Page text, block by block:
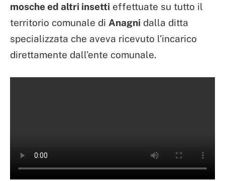
mosche ed altri insetti effettuate su tutto il
territorio comunale di Anagni dalla ditta
specializzata che aveva ricevuto l’incarico
direttamente dall’ente comunale.